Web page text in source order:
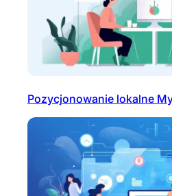
Pozycjonowanie lokalne